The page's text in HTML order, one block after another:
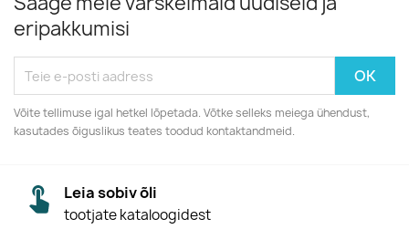
eripakkumisi
Võite tellimuse igal hetkel lõpetada. Võtke selleks meiega ühendust,
kasutades õiguslikus teates toodud kontaktandmeid.
Leia sobiv õli
tootjate kataloogidest